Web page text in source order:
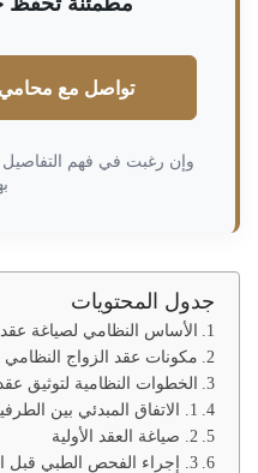
تواصل مع محامي
وإن رغبت في فهم التفاصيل
جدول المحتويات
الأساس النظامي لصياغة
مكونات عقد الزواج النظامي
الخطوات النظامية لتوثيق عقد
1. الاتفاق المبدئي بين الطرفين
2. صياغة العقد الأولية
3. إجراء الفحص الطبي قبل الزواج